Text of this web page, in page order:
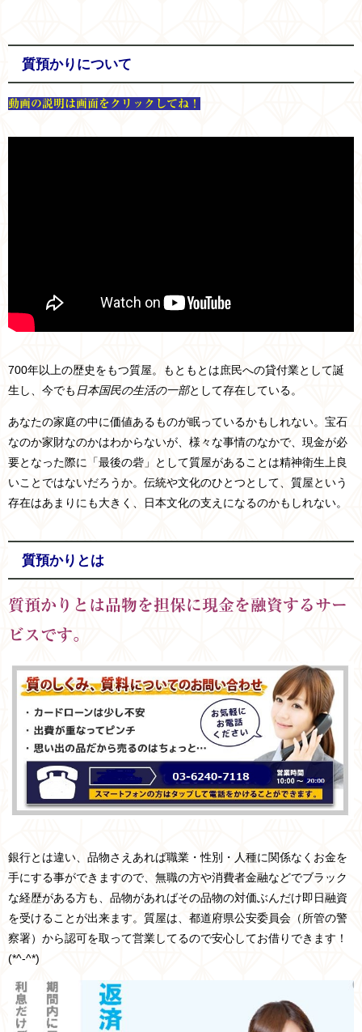
質預かりについて
動画の説明は画面をクリックしてね！
700年以上の歴史をもつ質屋。もともとは庶民への貸付業として誕
生し、今でも 日本国民の生活の一部として存在している。
あなたの家庭の中に価値あるものが眠っているかもしれない。宝石
なのか家財なのかはわからないが、様々な事情のなかで、現金が必
要となった際に「最後の砦」として質屋があることは精神衛生上良
いことではないだろうか。伝統や文化のひとつとして、質屋という
存在はあまりにも大きく、日本文化の支えになるのかもしれない。
質預かりとは
質預かりとは品物を担保に現金を融資するサー
ビスです。
銀行とは違い、品物さえあれば職業・性別・人種に関係なくお金を
手にする事ができますので、無職の方や消費者金融などでブラック
な経歴がある方も、品物があればその品物の対価ぶんだけ即日融資
を受けることが出来ます。質屋は、 都道府県公安委員会 （所管の警
察署） から認可を取って営業してるので安心してお借りできます！
(*^-^*)